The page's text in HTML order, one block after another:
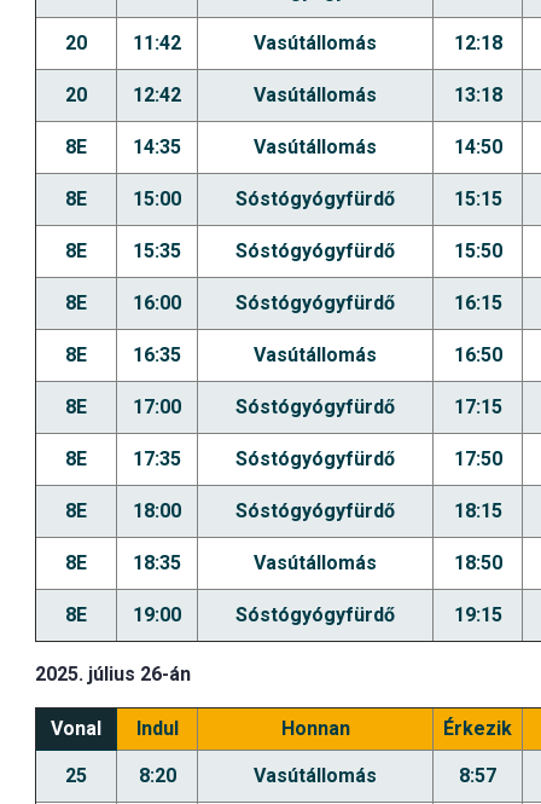
20 11:42 Vasútállomás 12:18
20 12:42 Vasútállomás 13:18
8E 14:35 Vasútállomás 14:50
8E 15:00 Sóstógyógyfürdő 15:15
8E 15:35 Sóstógyógyfürdő 15:50
8E 16:00 Sóstógyógyfürdő 16:15
8E 16:35 Vasútállomás 16:50
8E 17:00 Sóstógyógyfürdő 17:15
8E 17:35 Sóstógyógyfürdő 17:50
8E 18:00 Sóstógyógyfürdő 18:15
8E 18:35 Vasútállomás 18:50
8E 19:00 Sóstógyógyfürdő 19:15
2025. július 26-án
Vonal Indul Honnan Érkezik
25 8:20 Vasútállomás 8:57